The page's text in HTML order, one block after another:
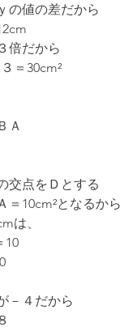
の値の差だから
倍だから
＝30cm²
Ａ
交点をＤとする
10cm²となるから
は、
10
－４だから